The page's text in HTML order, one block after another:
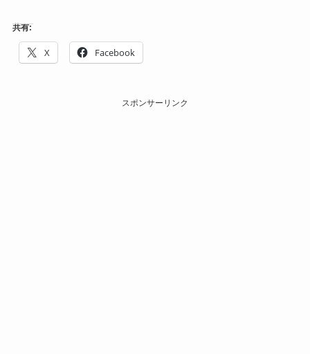
共有:
X Facebook
スポンサーリンク